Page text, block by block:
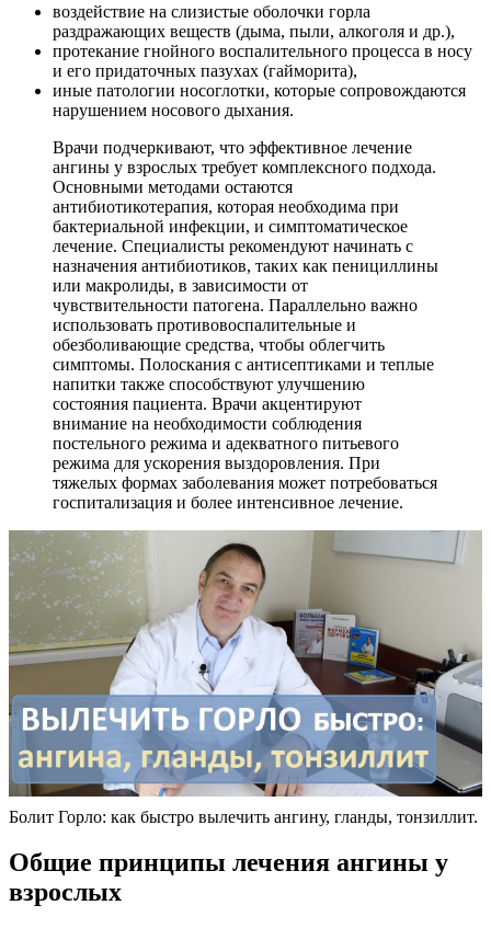
воздействие на слизистые оболочки горла
раздражающих веществ (дыма, пыли, алкоголя и др.),
протекание гнойного воспалительного процесса в носу
и его придаточных пазухах (гайморита),
иные патологии носоглотки, которые сопровождаются
нарушением носового дыхания.
Врачи подчеркивают, что эффективное лечение
ангины у взрослых требует комплексного подхода.
Основными методами остаются
антибиотикотерапия, которая необходима при
бактериальной инфекции, и симптоматическое
лечение. Специалисты рекомендуют начинать с
назначения антибиотиков, таких как пенициллины
или макролиды, в зависимости от
чувствительности патогена. Параллельно важно
использовать противовоспалительные и
обезболивающие средства, чтобы облегчить
симптомы. Полоскания с антисептиками и теплые
напитки также способствуют улучшению
состояния пациента. Врачи акцентируют
внимание на необходимости соблюдения
постельного режима и адекватного питьевого
режима для ускорения выздоровления. При
тяжелых формах заболевания может потребоваться
госпитализация и более интенсивное лечение.
Болит Горло: как быстро вылечить ангину, гланды, тонзиллит.
Общие принципы лечения ангины у
взрослых